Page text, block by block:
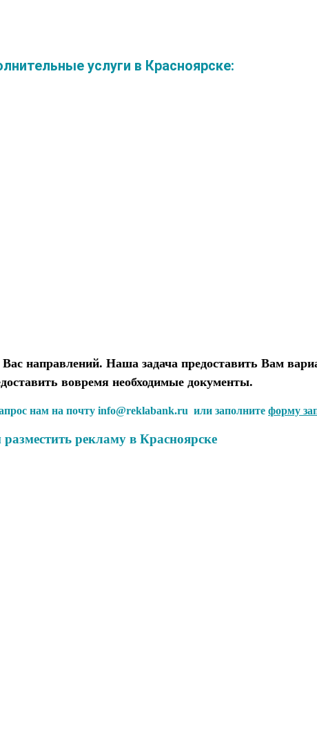
услуги в Красноярске:
направлений. Наша задача предоставить Вам
вовремя необходимые документы.
нам на почту info@reklabank.ru или заполните форму
рекламу в Красноярске